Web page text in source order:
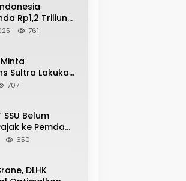
Rp1,2 Triliun
Tambang
761
Sultra Lakukan
707
Belum
ke Pemda
Rp8 Miliar
650
DLHK